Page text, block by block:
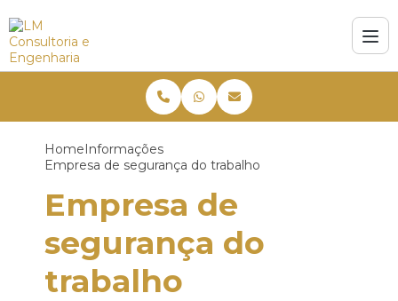
HomeInformações
Empresa de segurança do trabalho
Empresa de
segurança do
trabalho